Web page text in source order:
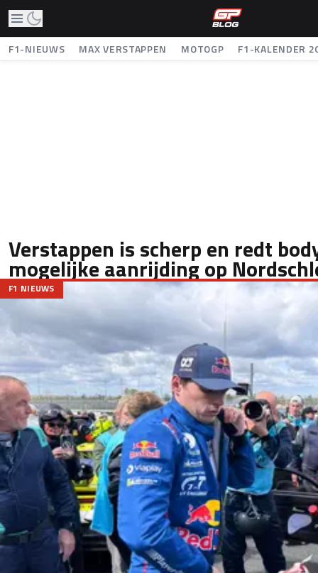
F1-NIEUWS MAX VERSTAPPEN MOTOGP F1-KALENDER
Verstappen is scherp en redt
mogelijke aanrijding op
F1 NIEUWS